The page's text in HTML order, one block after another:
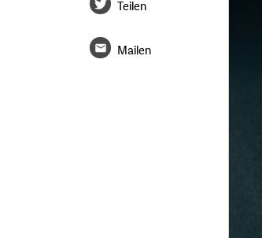
Teilen
Mailen